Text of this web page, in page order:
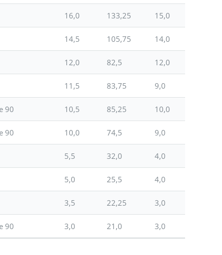
16,0 133,25 15,0
14,5 105,75 14,0
12,0 82,5 12,0
11,5 83,75 9,0
90 10,5 85,25 10,0
90 10,0 74,5 9,0
5,5 32,0 4,0
5,0 25,5 4,0
3,5 22,25 3,0
90 3,0 21,0 3,0